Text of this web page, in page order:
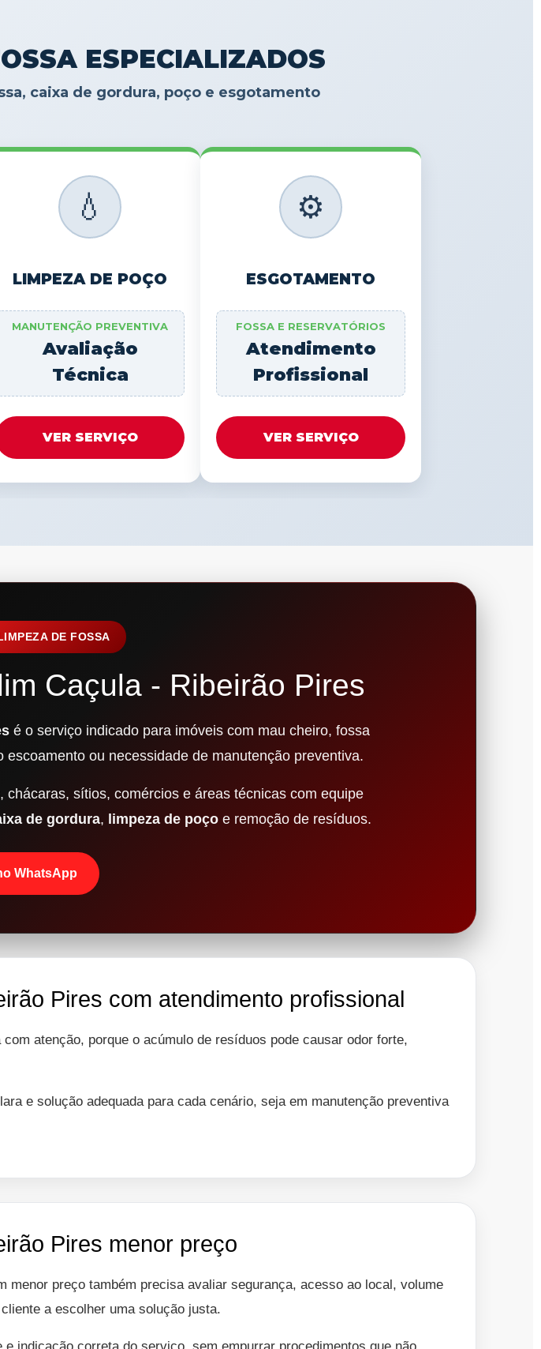
ESPECIALIZADOS
caixa de gordura, poço e esgotamento
💧
LIMPEZA DE POÇO
MANUTENÇÃO PREVENTIVA
Avaliação
Técnica
VER SERVIÇO
⚙️
ESGOTAMENTO
FOSSA E RESERVATÓRIOS
Atendimento
Profissional
VER SERVIÇO
DE FOSSA
Caçula - Ribeirão Pires
é o serviço indicado para imóveis com mau cheiro, fossa
ou necessidade de manutenção preventiva.
sítios, comércios e áreas técnicas com equipe
de gordura, limpeza de poçoe remoção de resíduos.
WhatsApp
Pires com atendimento profissional
atenção, porque o acúmulo de resíduos pode causar odor forte,
e solução adequada para cada cenário, seja em manutenção preventiva
Pires menor preço
menor preço também precisa avaliar segurança, acesso ao local, volume
a escolher uma solução justa.